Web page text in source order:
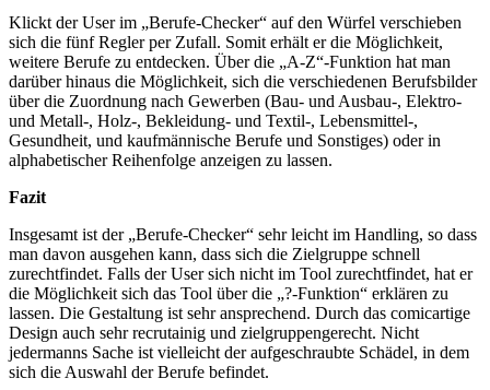
Klickt der User im „Berufe-Checker“ auf den Würfel verschieben
sich die fünf Regler per Zufall. Somit erhält er die Möglichkeit,
weitere Berufe zu entdecken. Über die „A-Z“-Funktion hat man
darüber hinaus die Möglichkeit, sich die verschiedenen Berufsbilder
über die Zuordnung nach Gewerben (Bau- und Ausbau-, Elektro-
und Metall-, Holz-, Bekleidung- und Textil-, Lebensmittel-,
Gesundheit, und kaufmännische Berufe und Sonstiges) oder in
alphabetischer Reihenfolge anzeigen zu lassen.
Fazit
Insgesamt ist der „Berufe-Checker“ sehr leicht im Handling, so dass
man davon ausgehen kann, dass sich die Zielgruppe schnell
zurechtfindet. Falls der User sich nicht im Tool zurechtfindet, hat er
die Möglichkeit sich das Tool über die „?-Funktion“ erklären zu
lassen. Die Gestaltung ist sehr ansprechend. Durch das comicartige
Design auch sehr recrutainig und zielgruppengerecht. Nicht
jedermanns Sache ist vielleicht der aufgeschraubte Schädel, in dem
sich die Auswahl der Berufe befindet.